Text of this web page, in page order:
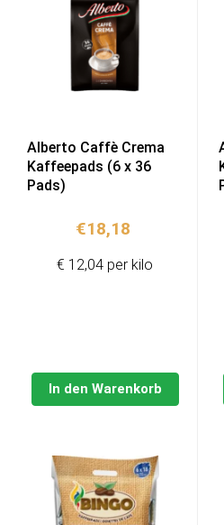
Alberto Caffè Crema
Kaffeepads (6 x 36
Pads)
€18,18
In den Warenkorb
€ 12,04 per kilo